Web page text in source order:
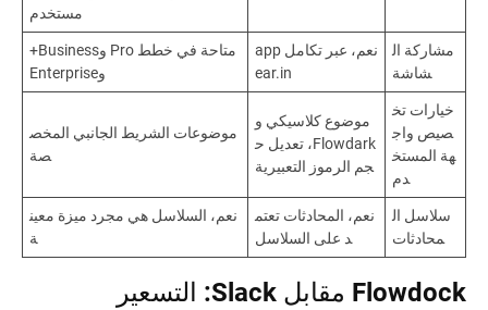
مستخدم
مشاركة ال
شاشة
نعم، عبر تكامل app
ear.in
متاحة في خطط Pro وBusiness+
وEnterprise
خيارات تخ
صيص واج
هة المستخ
دم
موضوع كلاسيكي و
Flowdark، تعديل ح
جم الرموز التعبيرية
موضوعات الشريط الجانبي المخص
صة
سلاسل ال
محادثات
نعم، المحادثات تعتم
د على السلاسل
نعم، السلاسل هي مجرد ميزة معين
ة
Flowdock مقابل Slack: التسعير